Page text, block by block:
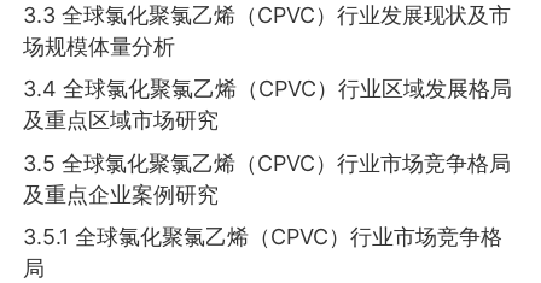
3.3 全球氯化聚氯乙烯（CPVC）行业发展现状及市
场规模体量分析
3.4 全球氯化聚氯乙烯（CPVC）行业区域发展格局
及重点区域市场研究
3.5 全球氯化聚氯乙烯（CPVC）行业市场竞争格局
及重点企业案例研究
3.5.1 全球氯化聚氯乙烯（CPVC）行业市场竞争格
局